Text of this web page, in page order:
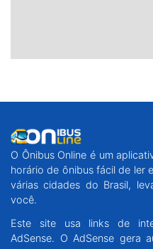
O Ônibus Online é um
horário de ônibus fácil de ler
várias cidades do Brasil,
você.
Este site usa links de
AdSense. O AdSense gera